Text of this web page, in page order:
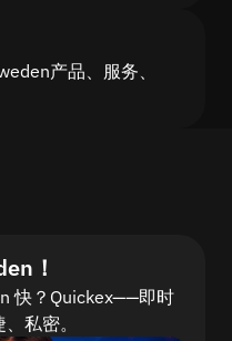
产品、服务、
！
快？Quickex——即时
私密。